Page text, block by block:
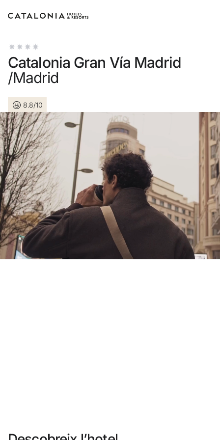
Inicia sessió al teu compte
Iniciar sessió
Has oblidat la teva contrasenya?
o utilitza una d'aquestes opcions
Entra amb Google
Inicia sessió només amb el mail
No t'has registrat encara ?
Crear-ne un compte
Catalonia Gran Vía Madrid
/Madrid
8.8/10